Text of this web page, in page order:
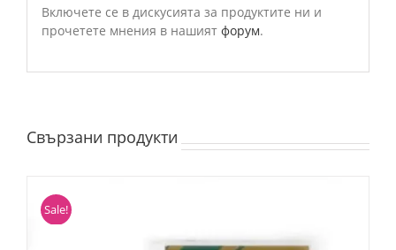
Включете се в дискусията за продуктите ни и
прочетете мнения в нашият форум.
Свързани продукти
Sale!